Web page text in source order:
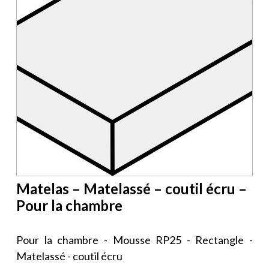
Matelas – Matelassé – coutil écru –
Pour la chambre
Pour la chambre - Mousse RP25 - Rectangle -
Matelassé - coutil écru